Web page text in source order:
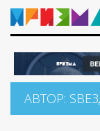
АВТОР: